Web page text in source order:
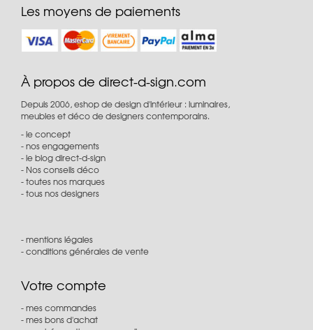
Les moyens de paiements
À propos de direct-d-sign.com
Depuis 2006, eshop de design d'intérieur : luminaires,
meubles et déco de designers contemporains.
le concept
nos engagements
le blog direct-d-sign
Nos conseils déco
toutes nos marques
tous nos designers
mentions légales
conditions générales de vente
Votre compte
mes commandes
mes bons d'achat